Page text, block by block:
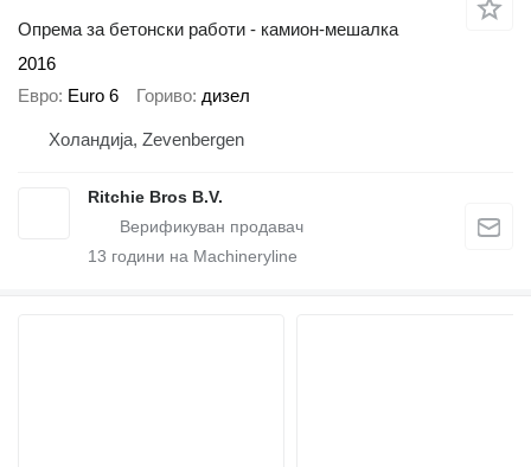
Опрема за бетонски работи - камион-мешалка
2016
Евро Euro 6 Гориво дизел
Холандија, Zevenbergen
Ritchie Bros B.V.
13 години на Machineryline